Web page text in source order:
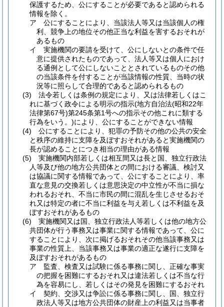
保護するため、公にすることが必要であると認められる
情報を除く。
ア
公にすることにより、当該法人等又は当該個人の権
利、競争上の地位その他正当な利益を害するおそれが
あるもの
イ
実施機関の要請を受けて、公にしないとの条件で任
意に提供されたものであって、法人等又は個人におけ
る通例として公にしないこととされているものその他
の当該条件を付することが当該情報の性質、当時の状
況等に照らして合理的であると認められるもの
(3)
法令若しくは条例の規定により、又は法律若しくはこ
れに基づく政令による明示の指示(地方自治法(昭和22年
法律第67号)第245条第1号への指示その他これに類する
行為をいう。)により、公にすることができない情報
(4)
公にすることにより、犯罪の予防その他の公共の安全
と秩序の維持に支障を及ぼすおそれがあると実施機関の
長が認めることにつき相当の理由がある情報
(5)
実施機関内部若しくは相互間又は長と国、独立行政法
人等及び他の地方公共団体との間における審議、検討又
は協議に関する情報であって、公にすることにより、率
直な意見の交換若しくは意思決定の中立性が不当に損な
われるおそれ、不当に市民の間に混乱を生じさせるおそ
れ又は特定の者に不当に利益を与え若しくは不利益を及
ぼすおそれがあるもの
(6)
実施機関又は国、独立行政法人等若しくは他の地方公
共団体が行う事務又は事業に関する情報であって、公に
することにより、次に掲げるおそれその他当該事務又は
事業の性質上、当該事務又は事業の適正な遂行に支障を
及ぼすおそれがあるもの
ア
監査、検査又は試験に係る事務に関し、正確な事実
の把握を困難にするおそれ又は違法若しくは不当な行
為を容易にし、若しくはその発見を困難にするおそれ
イ
契約、交渉又は争訟に係る事務に関し、国、独立行
政法人等又は地方公共団体の財産上の利益又は当事者